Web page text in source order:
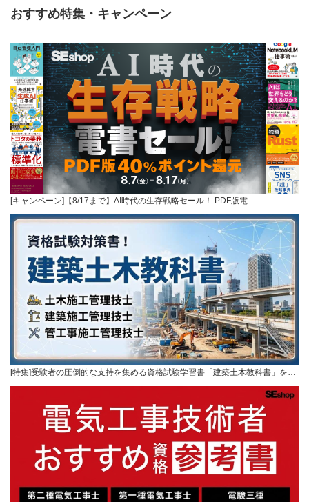
おすすめ特集・キャンペーン
[キャンペーン]【8/17まで】AI時代の生存戦略セール！ PDF版電…
[特集]受験者の圧倒的な支持を集める資格試験学習書「建築土木教科書」を…